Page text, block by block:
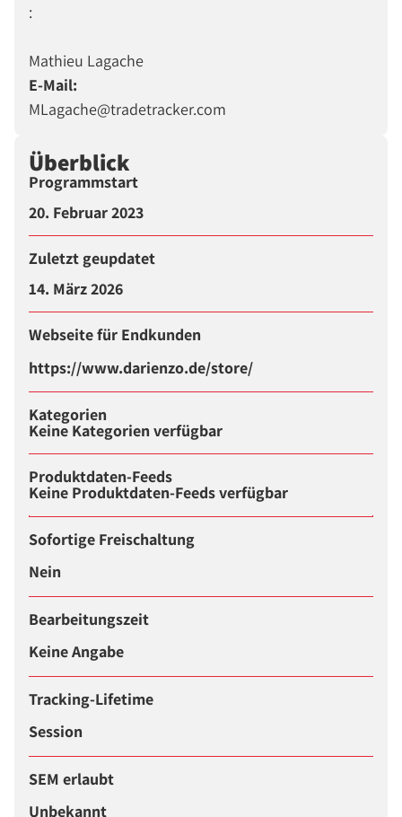
:
Mathieu Lagache
E-Mail:
MLagache@tradetracker.com
Überblick
Programmstart
20. Februar 2023
Zuletzt geupdatet
14. März 2026
Webseite für Endkunden
https://www.darienzo.de/store/
Kategorien
Keine Kategorien verfügbar
Produktdaten-Feeds
Keine Produktdaten-Feeds verfügbar
Sofortige Freischaltung
Nein
Bearbeitungszeit
Keine Angabe
Tracking-Lifetime
Session
SEM erlaubt
Unbekannt